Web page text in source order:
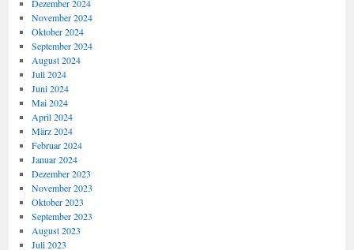
Dezember 2024
November 2024
Oktober 2024
September 2024
August 2024
Juli 2024
Juni 2024
Mai 2024
April 2024
März 2024
Februar 2024
Januar 2024
Dezember 2023
November 2023
Oktober 2023
September 2023
August 2023
Juli 2023